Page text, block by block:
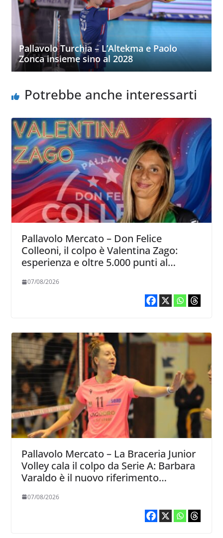
Pallavolo Turchia – L’Altekma e Paolo
Zonca insieme sino al 2028
Potrebbe anche interessarti
Pallavolo Mercato – Don Felice
Colleoni, il colpo è Valentina Zago:
esperienza e oltre 5.000 punti al
07/08/2026
Pallavolo Mercato – La Braceria Junior
Volley cala il colpo da Serie A: Barbara
Varaldo è il nuovo riferimento
07/08/2026